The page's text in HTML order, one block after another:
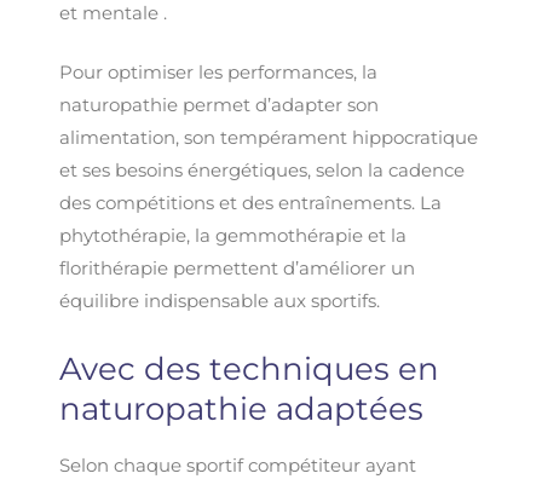
et mentale .
Pour optimiser les performances, la
naturopathie permet d’adapter son
alimentation, son tempérament hippocratique
et ses besoins énergétiques, selon la cadence
des compétitions et des entraînements. La
phytothérapie, la gemmothérapie et la
florithérapie permettent d’améliorer un
équilibre indispensable aux sportifs.
Avec des techniques en
naturopathie adaptées
Selon chaque sportif compétiteur ayant